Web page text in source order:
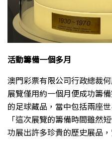
活動籌備一個多月
澳門彩票有限公司行政總裁
展覽僅用約一個月便成功籌
的足球藏品，當中包括兩座
「這次展覽的籌備時間雖然
功展出許多珍貴的歷史展品，